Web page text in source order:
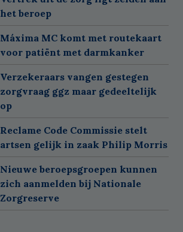
het beroep
Máxima MC komt met routekaart
voor patiënt met darmkanker
Verzekeraars vangen gestegen
zorgvraag ggz maar gedeeltelijk
op
Reclame Code Commissie stelt
artsen gelijk in zaak Philip Morris
Nieuwe beroepsgroepen kunnen
zich aanmelden bij Nationale
Zorgreserve